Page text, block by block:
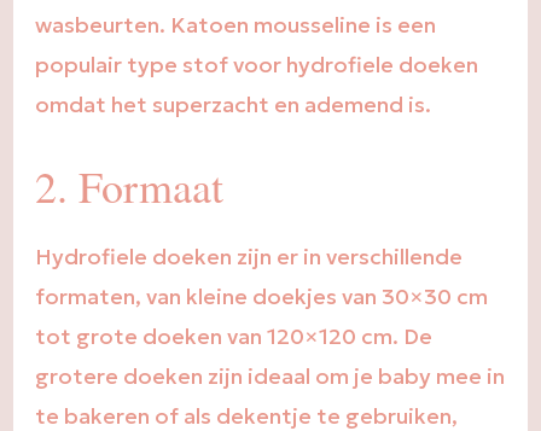
wasbeurten. Katoen mousseline is een
populair type stof voor hydrofiele doeken
omdat het superzacht en ademend is.
2. Formaat
Hydrofiele doeken zijn er in verschillende
formaten, van kleine doekjes van 30×30 cm
tot grote doeken van 120×120 cm. De
grotere doeken zijn ideaal om je baby mee in
te bakeren of als dekentje te gebruiken,